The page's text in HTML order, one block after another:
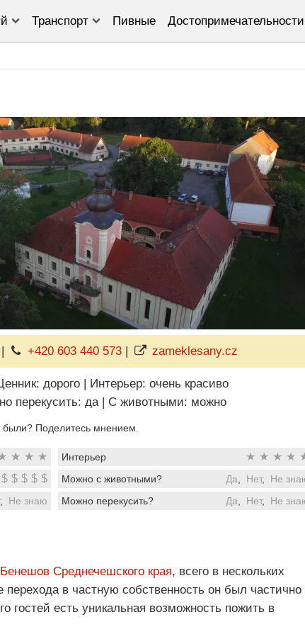
Транспорт Пивные Достопримечательности
+420 603 440 573 | zameklesany.cz
дорого | Интерьер: очень красиво
перекусить: да | C животными: можно
были? Поделитесь мнением.
★ ★ ★ Интерьер ★ ★ ★ ★
$ $ $ $ $ Можно с животными? Да Нет, Не
, Не знаю Можно перекусить? Да Нет, Не
Бенешов Среднечешского края, всего в нескольких
перехода в частную собственность он был частично
гостей есть уникальная возможность пожить в